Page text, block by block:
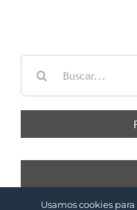
Buscar:
Usamos cookies